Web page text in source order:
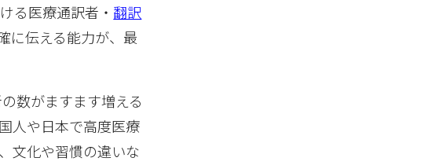
る医療通訳者・ 翻訳
に伝える能力が、最
数がますます増える
人や日本で高度医療
文化や習慣の違いな